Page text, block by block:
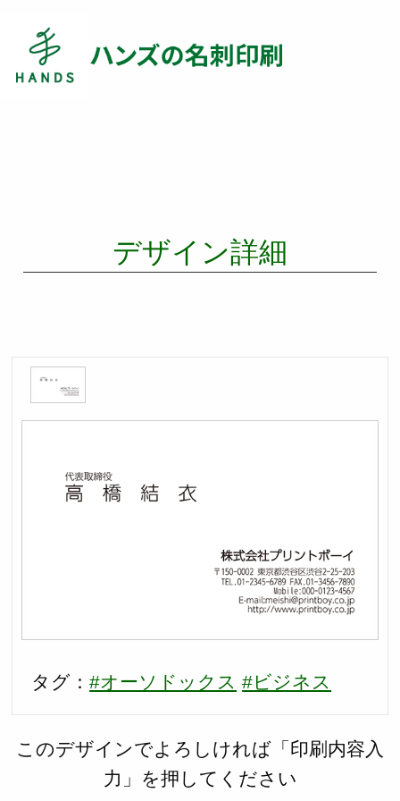
デザイン詳細
タグ：#オーソドックス #ビジネス
このデザインでよろしければ「印刷内容入
力」を押してください